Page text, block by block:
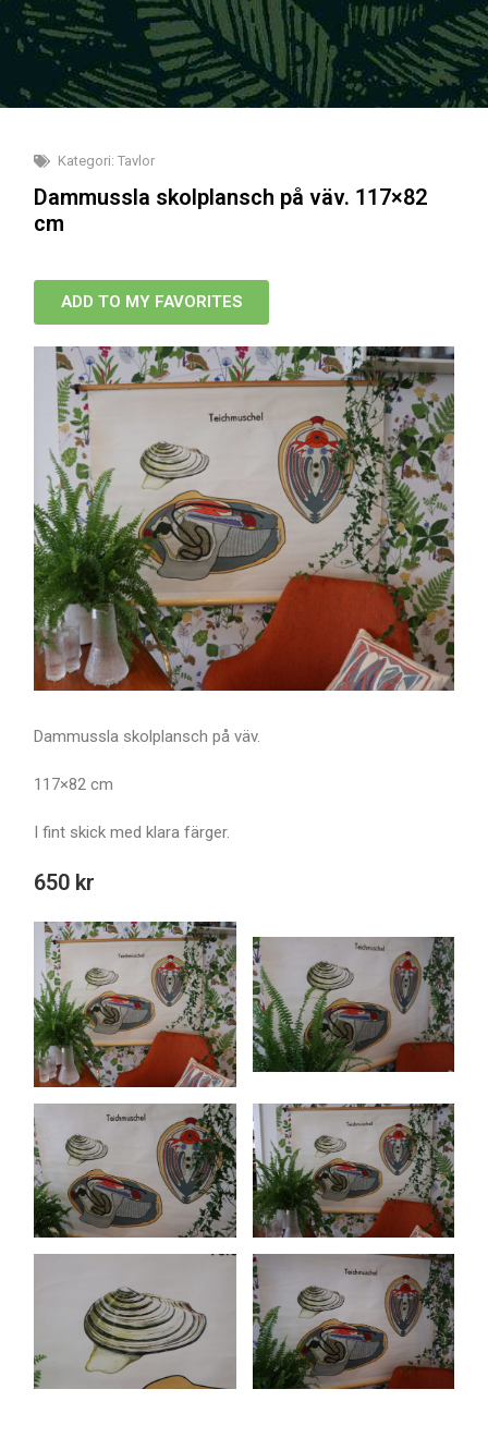
Kategori:Tavlor
Dammussla skolplansch på väv. 117×82
cm
ADD TO MY FAVORITES
Dammussla skolplansch på väv.
117×82 cm
I fint skick med klara färger.
650 kr